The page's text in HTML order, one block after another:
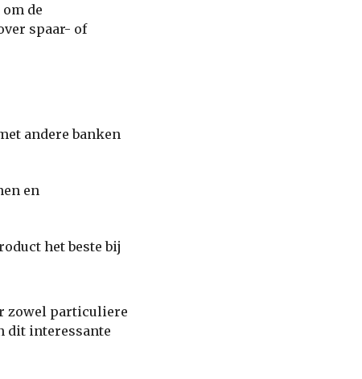
de
spaar- of
andere banken
en
het beste bij
zowel particuliere
dit interessante